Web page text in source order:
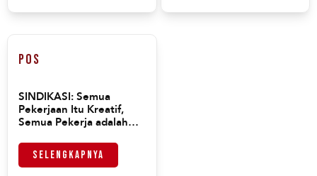
Pos
SINDIKASI: Semua
Pekerjaan Itu Kreatif,
Semua Pekerja adalah
Selengkapnya